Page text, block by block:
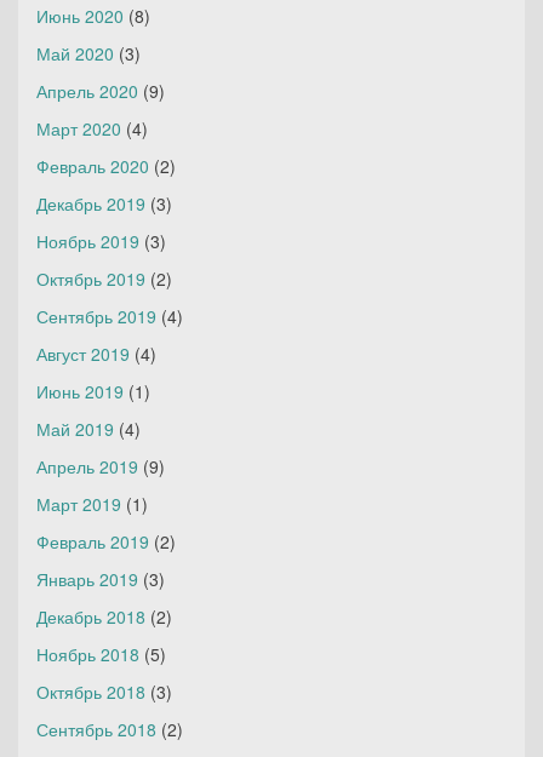
Июнь 2020 (8)
Май 2020 (3)
Апрель 2020 (9)
Март 2020 (4)
Февраль 2020 (2)
Декабрь 2019 (3)
Ноябрь 2019 (3)
Октябрь 2019 (2)
Сентябрь 2019 (4)
Август 2019 (4)
Июнь 2019 (1)
Май 2019 (4)
Апрель 2019 (9)
Март 2019 (1)
Февраль 2019 (2)
Январь 2019 (3)
Декабрь 2018 (2)
Ноябрь 2018 (5)
Октябрь 2018 (3)
Сентябрь 2018 (2)